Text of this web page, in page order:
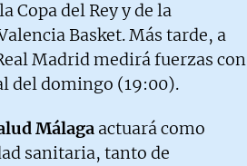
Copa del Rey y de la
Basket. Más tarde, a
Madrid medirá fuerzas con
del domingo (19:00).
Málaga actuará como
sanitaria, tanto de